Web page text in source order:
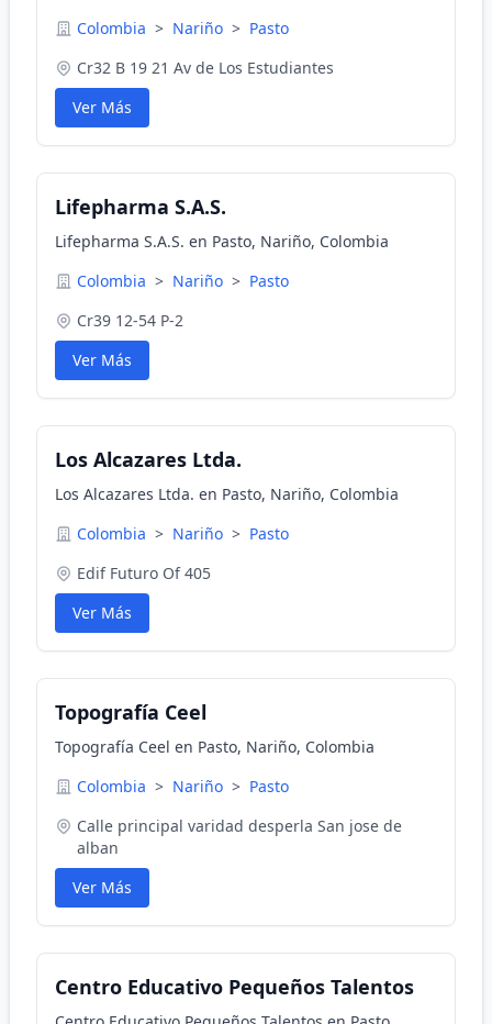
Colombia > Nariño > Pasto
Cr32 B 19 21 Av de Los Estudiantes
Ver Más
Lifepharma S.A.S.
Lifepharma S.A.S. en Pasto, Nariño, Colombia
Colombia > Nariño > Pasto
Cr39 12-54 P-2
Ver Más
Los Alcazares Ltda.
Los Alcazares Ltda. en Pasto, Nariño, Colombia
Colombia > Nariño > Pasto
Edif Futuro Of 405
Ver Más
Topografía Ceel
Topografía Ceel en Pasto, Nariño, Colombia
Colombia > Nariño > Pasto
Calle principal varidad desperla San jose de
alban
Ver Más
Centro Educativo Pequeños Talentos